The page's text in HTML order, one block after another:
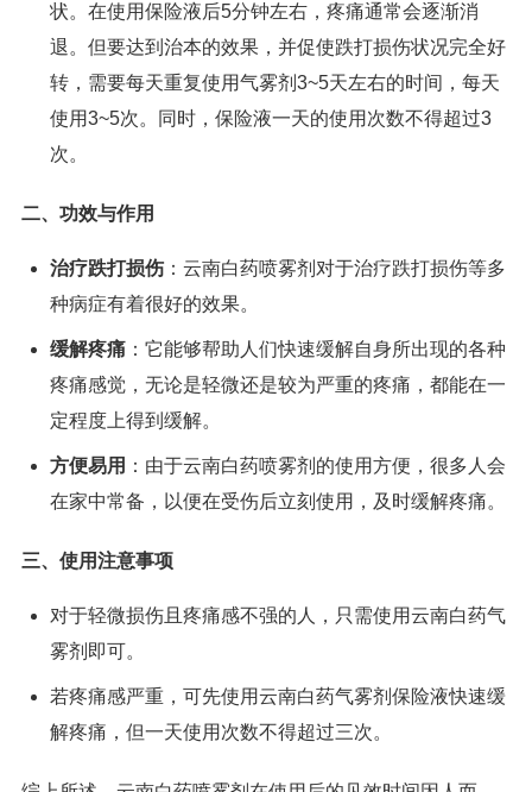
状。在使用保险液后5分钟左右，疼痛通常会逐渐消
退。但要达到治本的效果，并促使跌打损伤状况完全好
转，需要每天重复使用气雾剂3~5天左右的时间，每天
使用3~5次。同时，保险液一天的使用次数不得超过3
次。
二、功效与作用
治疗跌打损伤 ：云南白药喷雾剂对于治疗跌打损伤等多
种病症有着很好的效果。
缓解疼痛 ：它能够帮助人们快速缓解自身所出现的各种
疼痛感觉，无论是轻微还是较为严重的疼痛，都能在一
定程度上得到缓解。
方便易用 ：由于云南白药喷雾剂的使用方便，很多人会
在家中常备，以便在受伤后立刻使用，及时缓解疼痛。
三、使用注意事项
对于轻微损伤且疼痛感不强的人，只需使用云南白药气
雾剂即可。
若疼痛感严重，可先使用云南白药气雾剂保险液快速缓
解疼痛，但一天使用次数不得超过三次。